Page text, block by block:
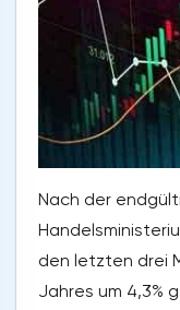
Nach der
den letzten drei
Jahres um 4,3%